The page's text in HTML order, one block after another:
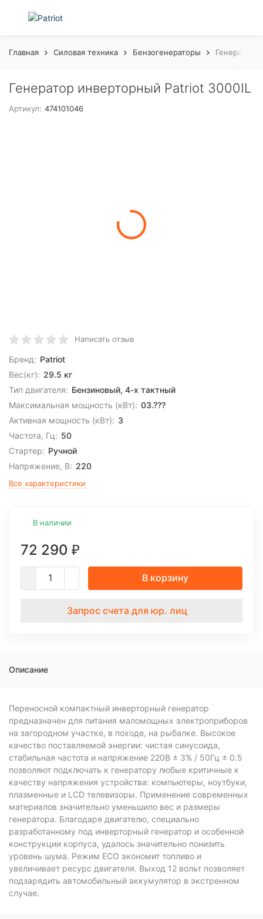
Главная Силовая техника Бензогенераторы Генератор
Генератор инверторный Patriot 3000IL
Артикул: 474101046
Написать отзыв
Бренд: Patriot
Вес(кг): 29.5 кг
Тип двигателя: Бензиновый, 4-х тактный
Максимальная мощность (кВт): 03.???
Активная мощность (кВт): 3
Частота, Гц: 50
Стартер: Ручной
Напряжение, В: 220
Все характеристики
В наличии
72 290 ₽
В корзину
Запрос счета для юр. лиц
Описание
Переносной компактный инверторный генератор
предназначен для питания маломощных электроприборов
на загородном участке, в походе, на рыбалке. Высокое
качество поставляемой энергии: чистая синусоида,
стабильная частота и напряжение 220В ± 3% / 50Гц ± 0.5
позволяют подключать к генератору любые критичные к
качеству напряжения устройства: компьютеры, ноутбуки,
плазменные и LCD телевизоры. Применение современных
материалов значительно уменьшило вес и размеры
генератора. Благодаря двигателю, специально
разработанному под инверторный генератор и особенной
конструкции корпуса, удалось значительно понизить
уровень шума. Режим ECO экономит топливо и
увеличивает ресурс двигателя. Выход 12 вольт позволяет
подзарядить автомобильный аккумулятор в экстренном
случае.